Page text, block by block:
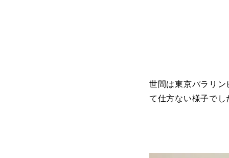
世間は東京パラリ
て仕方ない様子でし